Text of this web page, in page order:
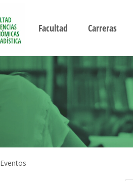
Facultad Carreras
Eventos